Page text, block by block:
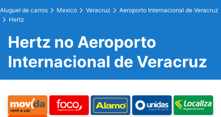
Aluguel de carros Mexico Veracruz
Aeroporto Internacional de Veracruz
Hertz
Hertz no Aeroporto
Internacional de Veracruz